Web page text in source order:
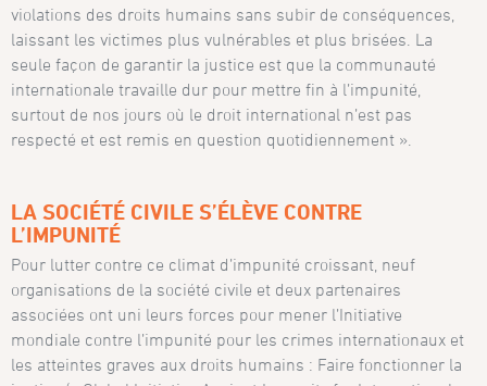
violations des droits humains sans subir de conséquences,
laissant les victimes plus vulnérables et plus brisées. La
seule façon de garantir la justice est que la communauté
internationale travaille dur pour mettre fin à l’impunité,
surtout de nos jours où le droit international n’est pas
respecté et est remis en question quotidiennement ».
LA SOCIÉTÉ CIVILE S’ÉLÈVE CONTRE
L’IMPUNITÉ
Pour lutter contre ce climat d’impunité croissant, neuf
organisations de la société civile et deux partenaires
associées ont uni leurs forces pour mener l’Initiative
mondiale contre l’impunité pour les crimes internationaux et
les atteintes graves aux droits humains : Faire fonctionner la